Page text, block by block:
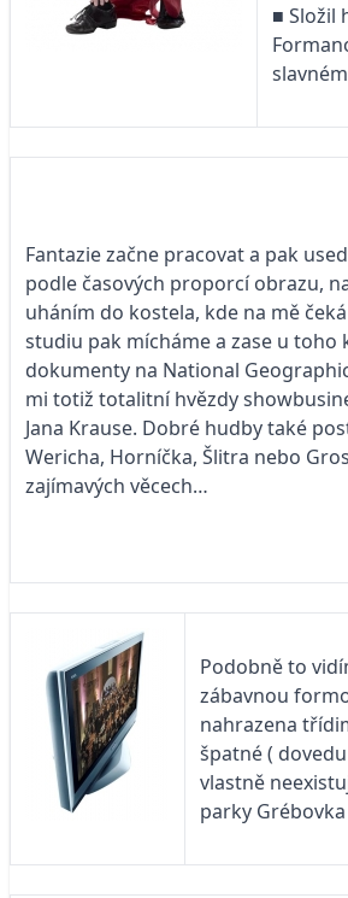
■ Složil
Fantazie začne pracovat a pak
podle časových proporcí obrazu,
uháním do kostela, kde na mě
studiu pak mícháme a zase u
dokumenty na National
mi totiž totalitní hvězdy
Jana Krause. Dobré hudby také
Wericha, Horníčka, Šlitra nebo
zajímavých věcech…
Podobně to
zábavnou
nahrazena
špatné (
vlastně
parky